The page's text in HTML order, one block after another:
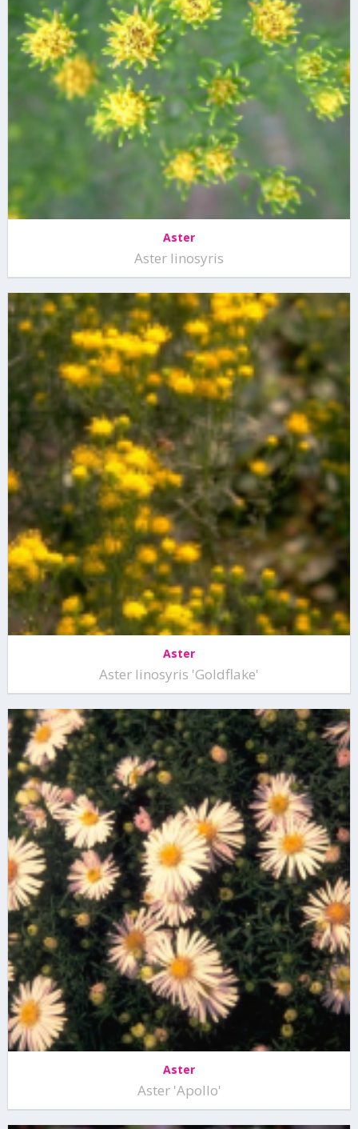
Aster
Aster linosyris
Aster
Aster linosyris 'Goldflake'
Aster
Aster 'Apollo'